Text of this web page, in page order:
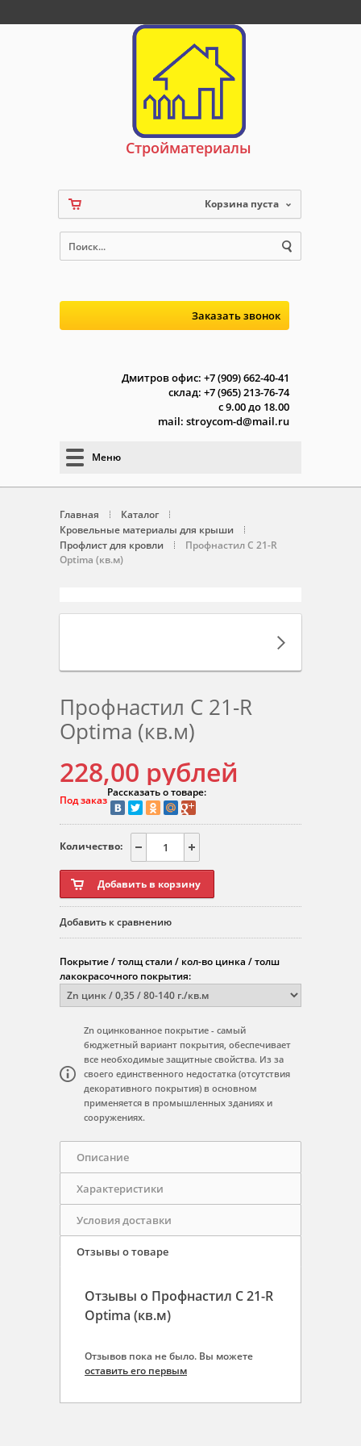
Стройматериалы
Корзина пуста
Заказать звонок
Дмитров офис: +7 (909) 662-40-41
склад: +7 (965) 213-76-74
с 9.00 до 18.00
mail: stroycom-d@mail.ru
Меню
Главная
Каталог
Кровельные материалы для крыши
Профлист для кровли
Профнастил С 21-R
Optima (кв.м)
Профнастил С 21-R
Optima (кв.м)
228,00 рублей
Под заказ
Рассказать о товаре:
Количество:
Добавить к сравнению
Покрытие / толщ стали / кол-во цинка / толш
лакокрасочного покрытия:
Zn оцинкованное покрытие - самый
бюджетный вариант покрытия, обеспечивает
все необходимые защитные свойства. Из за
своего единственного недостатка (отсутствия
декоративного покрытия) в основном
применяется в промышленных зданиях и
сооружениях.
Описание
Характеристики
Условия доставки
Отзывы о товаре
Отзывы о Профнастил С 21-R
Optima (кв.м)
Отзывов пока не было. Вы можете
оставить его первым